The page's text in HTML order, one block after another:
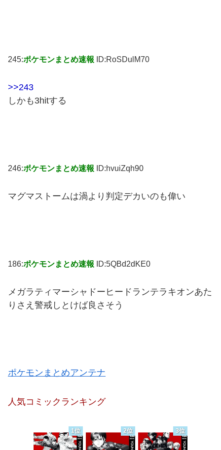
245:ポケモンまとめ速報 ID:RoSDulM70
>>243
しかも3hitする
246:ポケモンまとめ速報 ID:hvuiZqh90
マグマストームは渦より判定デカいのも偉い
186:ポケモンまとめ速報 ID:5QBd2dKE0
メガラティマーシャドーヒードランテラキオンあた
りさえ警戒しとけば良さそう
ポケモンまとめアンテナ
人気コミックランキング
1位 2位 3位